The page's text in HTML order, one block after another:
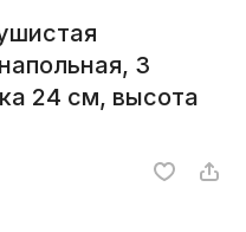
3
24 см, высота